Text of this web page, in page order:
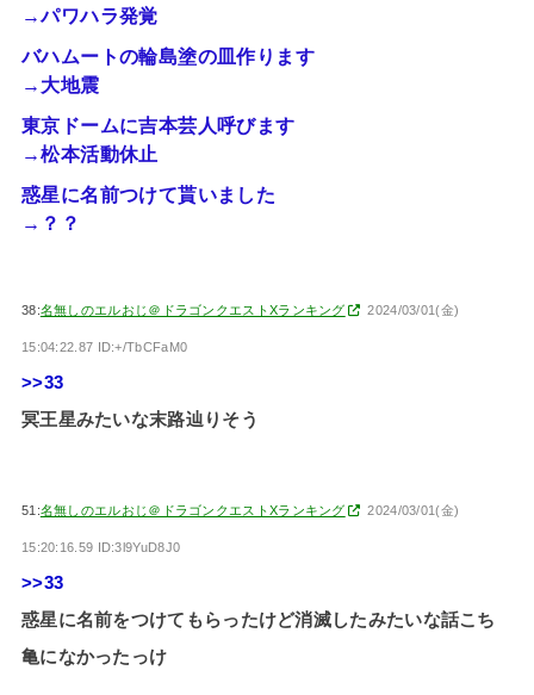
→パワハラ発覚
バハムートの輪島塗の皿作ります
→大地震
東京ドームに吉本芸人呼びます
→松本活動休止
惑星に名前つけて貰いました
→？？
38:名無しのエルおじ＠ドラゴンクエストXランキング 2024/03/01(金)
15:04:22.87 ID:+/TbCFaM0
>>33
冥王星みたいな末路辿りそう
51:名無しのエルおじ＠ドラゴンクエストXランキング 2024/03/01(金)
15:20:16.59 ID:3l9YuD8J0
>>33
惑星に名前をつけてもらったけど消滅したみたいな話こち
亀になかったっけ